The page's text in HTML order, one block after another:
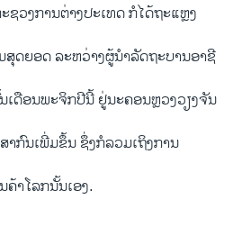
ວງການຕ່າງປະເທດ ກໍໄດ້ຖະແຫຼງ
ສຸດຍອດ ລະຫວ່າງຜູ້ນໍາລັດຖະບານອາຊີ
ເດືອນພະຈິກປີນີ້ ຢູ່ນະຄອນຫຼວງວຽງຈັນ
ກົນເພີ່ມຂຶ້ນ ຊຶ່ງກໍລວມເຖິງການ
າໂລກນັ້ນເອງ.